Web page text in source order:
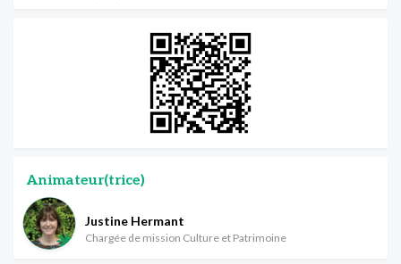
Animateur(trice)
Justine Hermant
Chargée de mission Culture et Patrimoine